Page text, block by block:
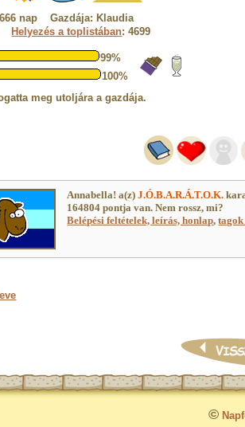
nap Gazdája: Klaudia
Helyezés a toplistában: 4699
99%
100%
meg utoljára a gazdája.
Annabella! a(z)J.Ó.B.A.R.Á.T.O.K.
164804 pontja van. Nem rossz, mi?
Belépési feltételek, leírás, honlap,
©